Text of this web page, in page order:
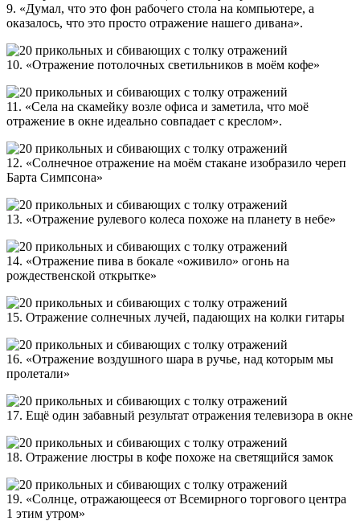
9. «Думал, что это фон рабочего стола на компьютере, а
оказалось, что это просто отражение нашего дивана».
10. «Отражение потолочных светильников в моём кофе»
11. «Села на скамейку возле офиса и заметила, что моё
отражение в окне идеально совпадает с креслом».
12. «Солнечное отражение на моём стакане изобразило череп
Барта Симпсона»
13. «Отражение рулевого колеса похоже на планету в небе»
14. «Отражение пива в бокале «оживило» огонь на
рождественской открытке»
15. Отражение солнечных лучей, падающих на колки гитары
16. «Отражение воздушного шара в ручье, над которым мы
пролетали»
17. Ещё один забавный результат отражения телевизора в окне
18. Отражение люстры в кофе похоже на светящийся замок
19. «Солнце, отражающееся от Всемирного торгового центра
1 этим утром»